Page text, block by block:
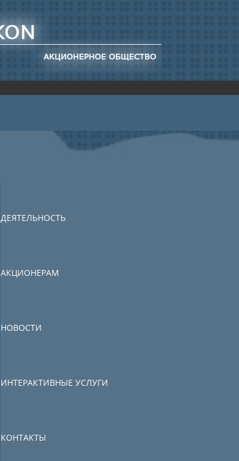
ДЕЯТЕЛЬНОСТЬ
АКЦИОНЕРАМ
НОВОСТИ
ИНТЕРАКТИВНЫЕ УСЛУГИ
КОНТАКТЫ